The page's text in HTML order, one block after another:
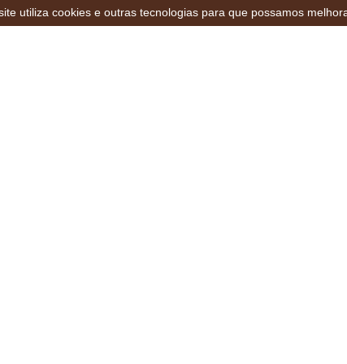
utiliza cookies e outras tecnologias para que possamos